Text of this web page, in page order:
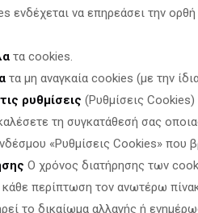
χρειάζονται για τη μεταφορά
στην επαρχία 33:10
ρήση «Άφετε τα παιδία
το μέλλον [34:20].
ενδέχεται να επηρεάσει την
τα cookies.
τα μη αναγκαία cookies (με την
ρυθμίσεις (Ρυθμίσεις Cookies)
τη συγκατάθεσή σας
«Ρυθμίσεις Cookies» που
Ο χρόνος διατήρησης των
κάθε περίπτωση τον ανωτέρω
το δικαίωμα αλλαγής ή